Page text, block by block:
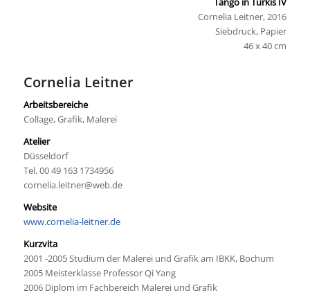
Cornelia Leitner, 2016
Siebdruck, Papier
46 x 40 cm
Cornelia Leitner
Arbeitsbereiche
Collage, Grafik, Malerei
Atelier
Düsseldorf
Tel. 00 49 163 1734956
cornelia.leitner@web.de
Website
www.cornelia-leitner.de
Kurzvita
2001 -2005 Studium der Malerei und Grafik am IBKK, Bochum
2005 Meisterklasse Professor Qi Yang
2006 Diplom im Fachbereich Malerei und Grafik